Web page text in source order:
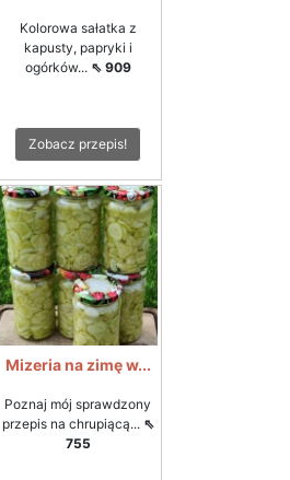
Kolorowa sałatka z
kapusty, papryki i
ogórków... ⇖ 909
Zobacz przepis!
Mizeria na zimę w...
Poznaj mój sprawdzony
przepis na chrupiącą... ⇖
755